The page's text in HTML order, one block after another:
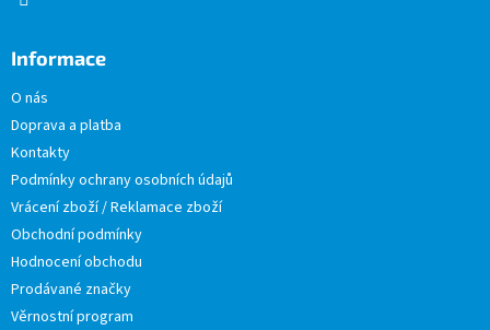
Informace
O nás
Doprava a platba
Kontakty
Podmínky ochrany osobních údajů
Vrácení zboží / Reklamace zboží
Obchodní podmínky
Hodnocení obchodu
Prodávané značky
Věrnostní program